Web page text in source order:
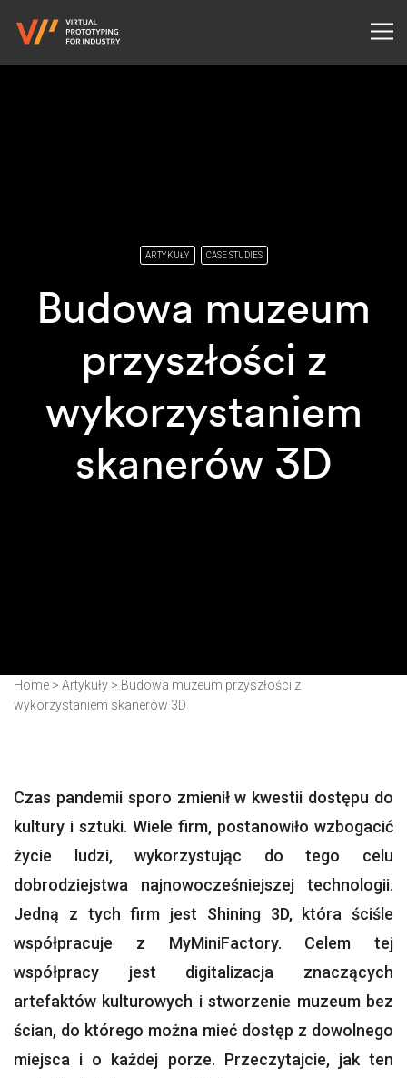
ARTYKUŁY CASE STUDIES
Budowa muzeum
przyszłości z
wykorzystaniem
skanerów 3D
Home > Artykuły > Budowa muzeum przyszłości z
wykorzystaniem skanerów 3D
Czas pandemii sporo zmienił w kwestii dostępu do
kultury i sztuki. Wiele firm, postanowiło wzbogacić
życie ludzi, wykorzystując do tego celu
dobrodziejstwa najnowocześniejszej technologii.
Jedną z tych firm jest Shining 3D, która ściśle
współpracuje z MyMiniFactory. Celem tej
współpracy jest digitalizacja znaczących
artefaktów kulturowych i stworzenie muzeum bez
ścian, do którego można mieć dostęp z dowolnego
miejsca i o każdej porze. Przeczytajcie, jak ten